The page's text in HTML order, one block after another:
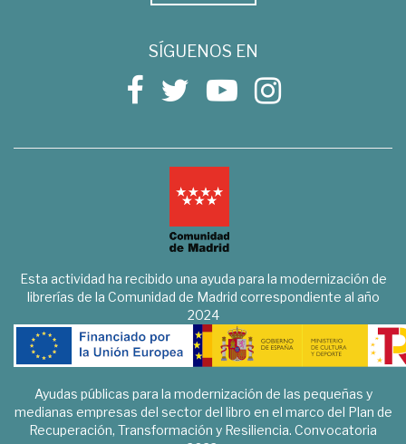
SÍGUENOS EN
Esta actividad ha recibido una ayuda para la modernización de
librerías de la Comunidad de Madrid correspondiente al año
2024
Ayudas públicas para la modernización de las pequeñas y
medianas empresas del sector del libro en el marco del Plan de
Recuperación, Transformación y Resiliencia. Convocatoria